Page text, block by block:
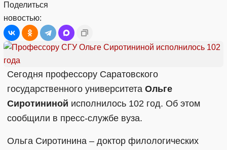
Поделиться
новостью:
Сегодня профессору Саратовского
государственного университета Ольге
Сиротининой исполнилось 102 год. Об этом
сообщили в пресс-службе вуза.
Ольга Сиротинина – доктор филологических